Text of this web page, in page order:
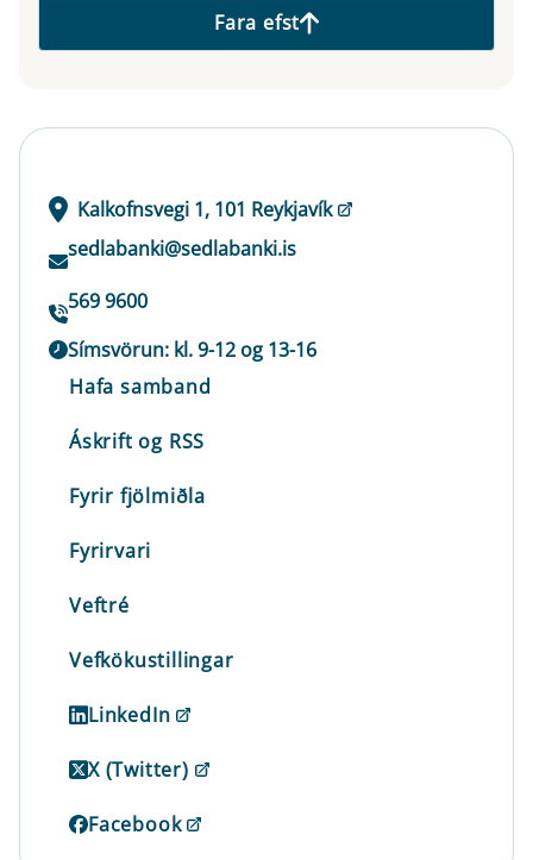
Fara efst
Kalkofnsvegi 1, 101 Reykjavík
sedlabanki@sedlabanki.is
569 9600
Símsvörun: kl. 9-12 og 13-16
Hafa samband
Áskrift og RSS
Fyrir fjölmiðla
Fyrirvari
Veftré
Vefkökustillingar
LinkedIn
X (Twitter)
Facebook